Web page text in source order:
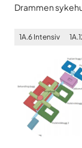
Drammen
1A.6 Intensiv